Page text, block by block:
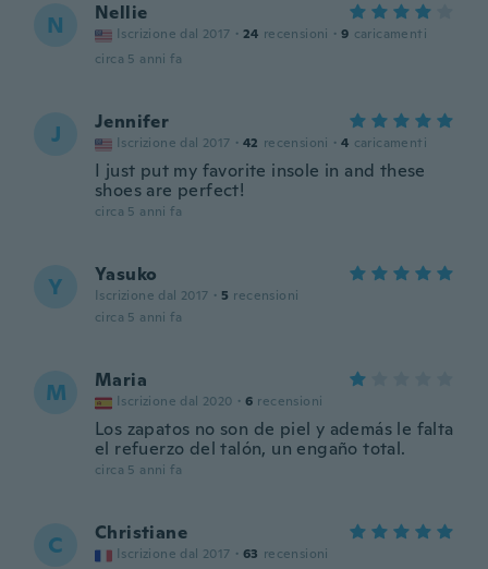
N Nellie
Iscrizione dal 2017 · 24 recensioni · 9 caricamenti
circa 5 anni fa
J Jennifer
Iscrizione dal 2017 · 42 recensioni · 4 caricamenti
I just put my favorite insole in and these
shoes are perfect!
circa 5 anni fa
Y Yasuko
Iscrizione dal 2017 · 5 recensioni
circa 5 anni fa
M Maria
Iscrizione dal 2020 · 6 recensioni
Los zapatos no son de piel y además le falta
el refuerzo del talón, un engaño total.
circa 5 anni fa
C Christiane
Iscrizione dal 2017 · 63 recensioni